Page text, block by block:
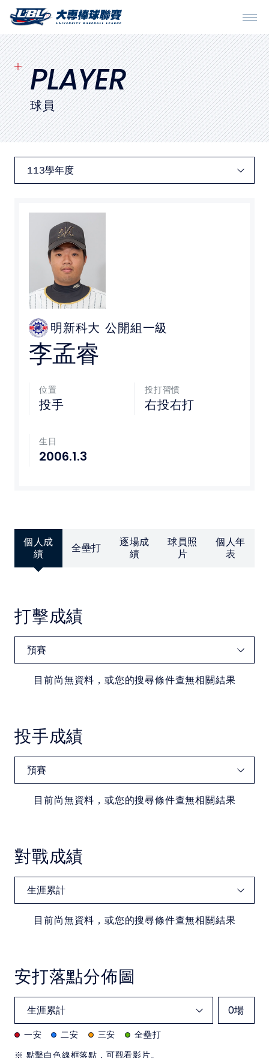
SITEMAP
首頁
球隊戰績
賽程表
球隊與球員
比賽場地
最新消息
媒體文章
下載專區
聯絡我們
POLICY
隱私權政策
網站使用條款
中華民國大專院校體育總會
PLAYER
球員
明新科大 公開組一級
李孟睿
位置
投手
投打習慣
右投右打
生日
2006.1.3
個人成
績
全壘打
逐場成
績
球員照
片
個人年
表
打擊成績
目前尚無資料，或您的搜尋條件查無相關結果
投手成績
目前尚無資料，或您的搜尋條件查無相關結果
對戰成績
目前尚無資料，或您的搜尋條件查無相關結果
安打落點分佈圖
0場
一安 二安 三安
全壘打
※ 點擊白色線框落點，可觀看影片。